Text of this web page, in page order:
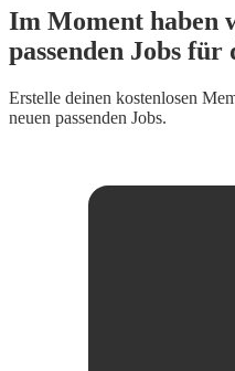
Im Moment haben
passenden Jobs für
Erstelle deinen kostenlosen
neuen passenden Jobs.